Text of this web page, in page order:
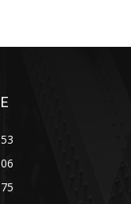
75